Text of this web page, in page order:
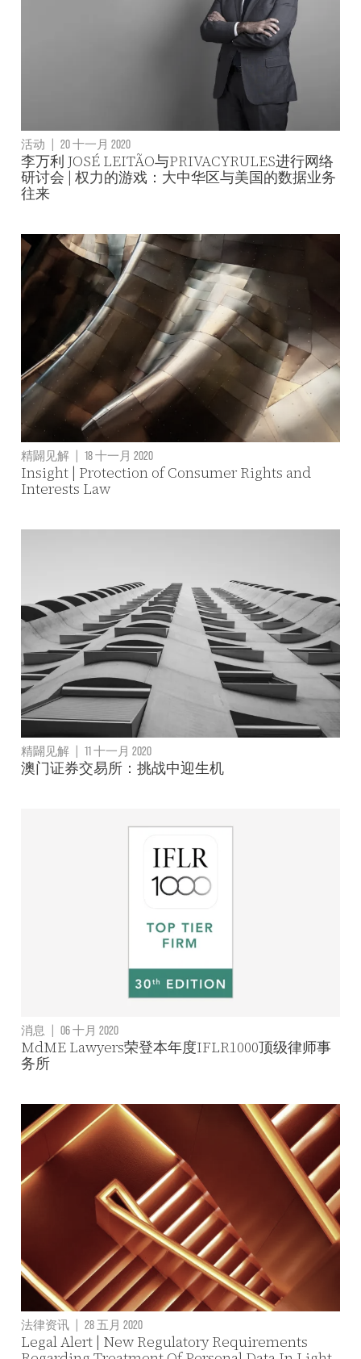
活动 | 20 十一月 2020
李万利 JOSÉ LEITÃO与PRIVACYRULES进行网络
研讨会 | 权力的游戏：大中华区与美国的数据业务
往来
精闢见解 | 18 十一月 2020
Insight | Protection of Consumer Rights and
Interests Law
精闢见解 | 11 十一月 2020
澳门证券交易所：挑战中迎生机
消息 | 06 十月 2020
MdME Lawyers荣登本年度IFLR1000顶级律师事
务所
法律资讯 28 五月 2020
Legal Alert | New Regulatory Requirements